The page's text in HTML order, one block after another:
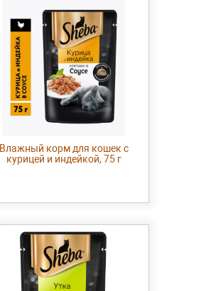
Влажный корм для кошек с
курицей и индейкой, 75 г